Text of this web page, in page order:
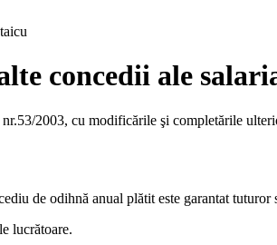
concedii ale
2003, cu modificările şi completările
de odihnă anual plătit este garantat
lucrătoare.